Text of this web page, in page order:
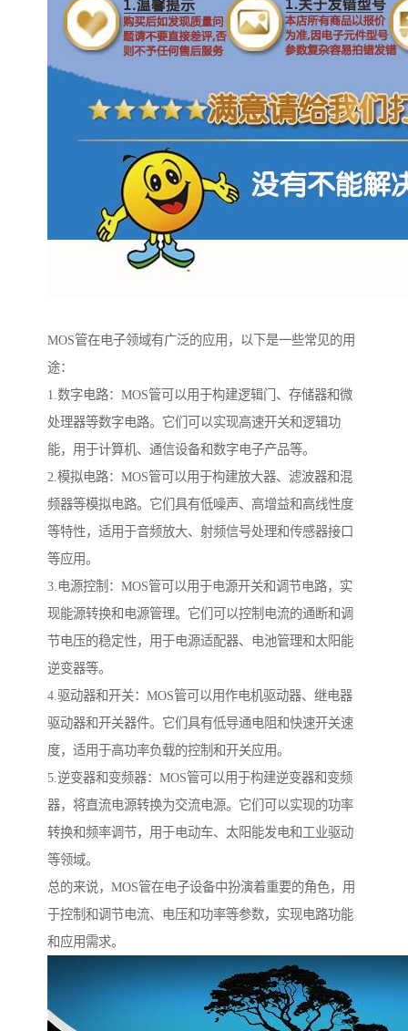
MOS管在电子领域有广泛的应用，以下是一些常见的用
途：
1.数字电路：MOS管可以用于构建逻辑门、存储器和微
处理器等数字电路。它们可以实现高速开关和逻辑功
能，用于计算机、通信设备和数字电子产品等。
2.模拟电路：MOS管可以用于构建放大器、滤波器和混
频器等模拟电路。它们具有低噪声、高增益和高线性度
等特性，适用于音频放大、射频信号处理和传感器接口
等应用。
3.电源控制：MOS管可以用于电源开关和调节电路，实
现能源转换和电源管理。它们可以控制电流的通断和调
节电压的稳定性，用于电源适配器、电池管理和太阳能
逆变器等。
4.驱动器和开关：MOS管可以用作电机驱动器、继电器
驱动器和开关器件。它们具有低导通电阻和快速开关速
度，适用于高功率负载的控制和开关应用。
5.逆变器和变频器：MOS管可以用于构建逆变器和变频
器，将直流电源转换为交流电源。它们可以实现的功率
转换和频率调节，用于电动车、太阳能发电和工业驱动
等领域。
总的来说，MOS管在电子设备中扮演着重要的角色，用
于控制和调节电流、电压和功率等参数，实现电路功能
和应用需求。